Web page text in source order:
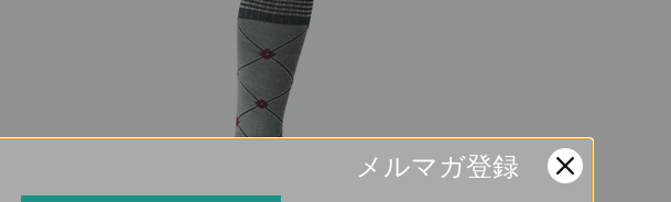
メルマガ登録